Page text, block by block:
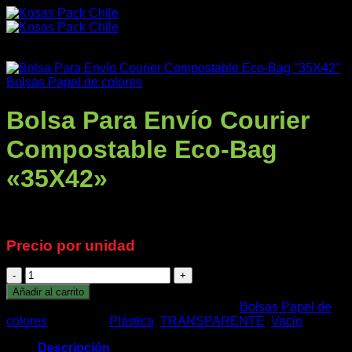
Saltar
al
Productos
Nuestra Empresa
Impresos
Bolsas Papel de colores
Bolsa Para Envío Courier
Compostable Eco-Bag
«35X42»
Precio por unidad
Bolsa
Para
Envío
Courier
Compostable
Eco-
Añadir al carrito
Bolsas Papel de
colores
Plástica TRANSPARENTE Vacio
Descripción